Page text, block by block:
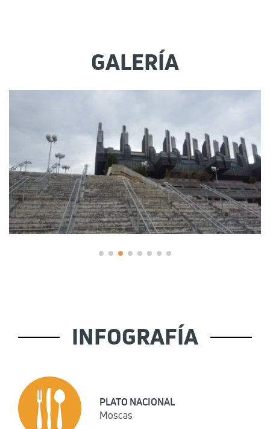
GALERÍA
INFOGRAFÍA
PLATO NACIONAL
Moscas